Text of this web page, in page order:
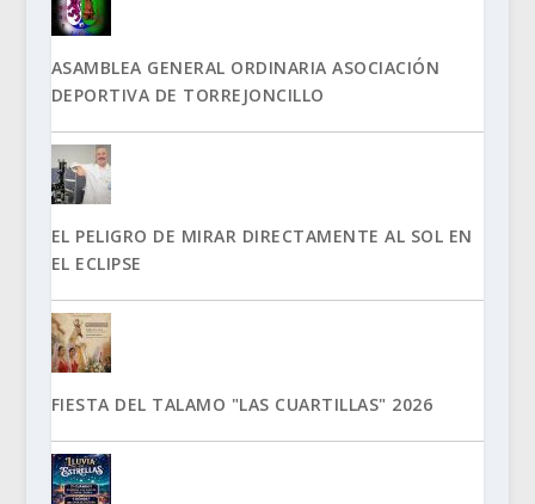
ASAMBLEA GENERAL ORDINARIA ASOCIACIÓN
DEPORTIVA DE TORREJONCILLO
EL PELIGRO DE MIRAR DIRECTAMENTE AL SOL EN
EL ECLIPSE
FIESTA DEL TALAMO "LAS CUARTILLAS" 2026